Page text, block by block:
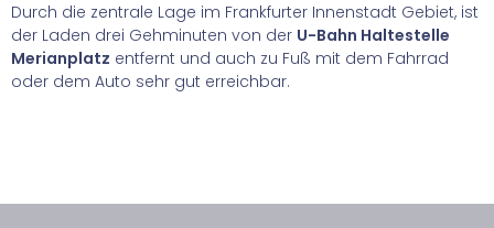
Durch die zentrale Lage im Frankfurter Innenstadt Gebiet, ist
der Laden drei Gehminuten von der U-Bahn Haltestelle
Merianplatz entfernt und auch zu Fuß mit dem Fahrrad
oder dem Auto sehr gut erreichbar.